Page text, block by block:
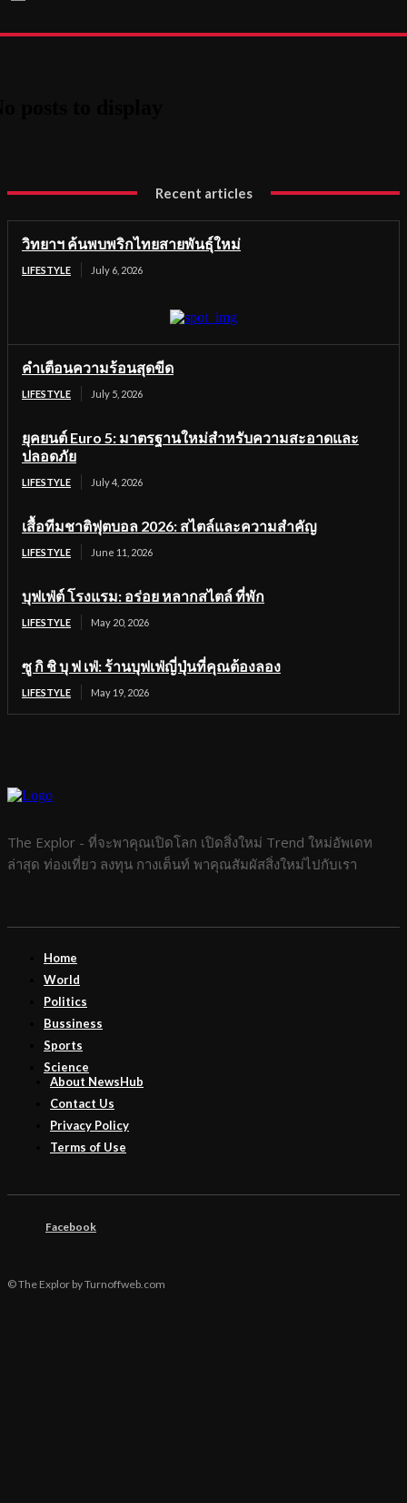
Recent articles
วิทยาฯ ค้นพบพริกไทยสายพันธุ์ใหม่
LIFESTYLE July 6, 2026
คำเตือนความร้อนสุดขีด
LIFESTYLE July 5, 2026
ยุคยนต์ Euro 5: มาตรฐานใหม่สำหรับความสะอาดและ
ปลอดภัย
LIFESTYLE July 4, 2026
เสื้อทีมชาติฟุตบอล 2026: สไตล์และความสำคัญ
LIFESTYLE June 11, 2026
บุฟเฟ่ต์ โรงแรม: อร่อย หลากสไตล์ ที่พัก
LIFESTYLE May 20, 2026
ซู กิ ชิ บุ ฟ เฟ่: ร้านบุฟเฟ่ญี่ปุ่นที่คุณต้องลอง
LIFESTYLE May 19, 2026
The Explor - ที่จะพาคุณเปิดโลก เปิดสิ่งใหม่ Trend ใหม่อัพเดท
ล่าสุด ท่องเที่ยว ลงทุน กางเต็นท์ พาคุณสัมผัสสิ่งใหม่ไปกับเรา
Home
World
Politics
Bussiness
Sports
Science
About NewsHub
Contact Us
Privacy Policy
Terms of Use
Facebook
© The Explor by Turnoffweb.com